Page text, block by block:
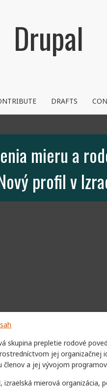
Drupal
DRAFTS
mieru a
profil v
skupina prepletie rodové
jej organizačnej
členov a jej vývojom
izraelská mierová organizácia,